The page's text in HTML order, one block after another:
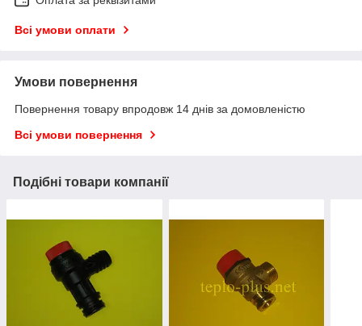
Всі умови оплати
Умови повернення
Повернення товару впродовж 14 днів за домовленістю
Всі умови повернення
Подібні товари компанії